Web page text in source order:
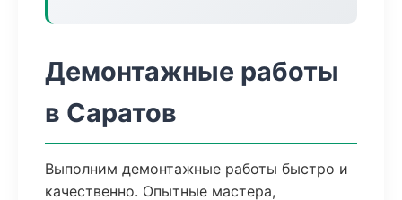
Демонтажные работы
в Саратов
Выполним демонтажные работы быстро и
качественно. Опытные мастера,